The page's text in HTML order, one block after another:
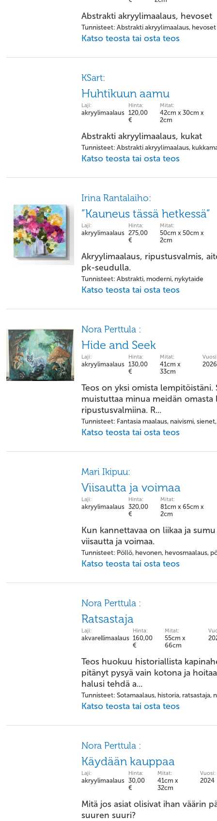
Abstrakti akryylimaalaus, hevoset
Tunnisteet: Abstrakti akryylimaalaus, hevoset
Katso teosta tai osta teos
KSart:
Huhtikuun aamu
Laji:
akryylimaalaus
Hinta:
120,00
€
Mitat:
42cm x 30cm x
2cm
Abstrakti akryylimaalaus, kukat
Tunnisteet: Abstrakti akryylimaalaus,
Katso teosta tai osta teos
Irina Rantalaiho:
”Kauneus tässä hetkessä”
Laji:
akryylimaalaus
Hinta:
275,00
€
Mitat:
50cm x 50cm x
2cm
Akryylimaalaus, ripustusvalmis,
pk-seudulla.
Tunnisteet: Abstrakti, moderni, nykytaide
Katso teosta tai osta teos
Nora Perttula :
Hide and Seek
Laji:
akryylimaalaus
Hinta:
130,00
€
Mitat:
41cm x
33cm
2026
Teos on yksi omista
muistuttaa minua meidän omasta
ripustusvalmiina. R...
Tunnisteet: Fantasia maalaus, naivismi,
Katso teosta tai osta teos
Mari Ikipuu:
Viisautta ja voimaa
Laji:
akryylimaalaus
Hinta:
320,00
€
Mitat:
81cm x 65cm x
2cm
Kun kannettavaa on liikaa ja
viisautta ja voimaa.
Tunnisteet: Pöllö, hevonen, hevosmaalaus,
Katso teosta tai osta teos
Nora Perttula :
Ratsastaja
Laji:
akvarellimaalaus
Hinta:
160,00
€
Mitat:
55cm x
66cm
Teos huokuu historiallista
pitänyt pysyä vain kotona ja
halusi tehdä a...
Tunnisteet: Sotamaalaus, historia, ratsastaja,
Katso teosta tai osta teos
Nora Perttula :
Käydään kauppaa
Laji:
akryylimaalaus
Hinta:
30,00
€
Mitat:
41cm x
32cm
Vuosi:
2024
Mitä jos asiat olisivat ihan väärin
suuren suuri?